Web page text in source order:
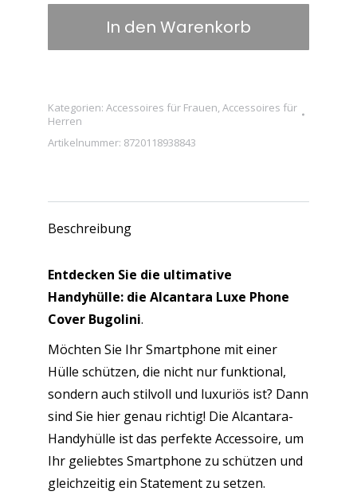
Hülle,
passend
für
–
Alcantara
Italy
–
Cyan
Menge
In den Warenkorb
Kategorien: Accessoires für Frauen Accessoires für
Herren
Artikelnummer: 8720118938843
Beschreibung
Entdecken Sie die ultimative
Handyhülle: die Alcantara Luxe Phone
Cover Bugolini.
Möchten Sie Ihr Smartphone mit einer
Hülle schützen, die nicht nur funktional,
sondern auch stilvoll und luxuriös ist? Dann
sind Sie hier genau richtig! Die Alcantara-
Handyhülle ist das perfekte Accessoire, um
Ihr geliebtes Smartphone zu schützen und
gleichzeitig ein Statement zu setzen.